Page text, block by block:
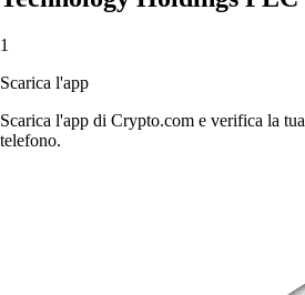
1
Scarica l'app
Scarica l'app di Crypto.com e verifica la
telefono.